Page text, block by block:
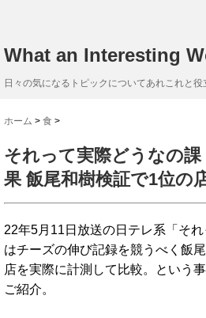
What an Interesting
日々の気になるトピックについてあれこれと
ホーム > 食 >
それって実際どうなの
果 飯尾和樹検証で1位の
22年5月11日放送の日テレ系「そ
はチーズの伸び記録を競うべく飯
店を実際に計測して比較。という
ご紹介。